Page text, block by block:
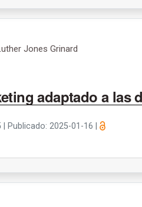
Jones Grinard
adaptado a las
Publicado: 2025-01-16 |